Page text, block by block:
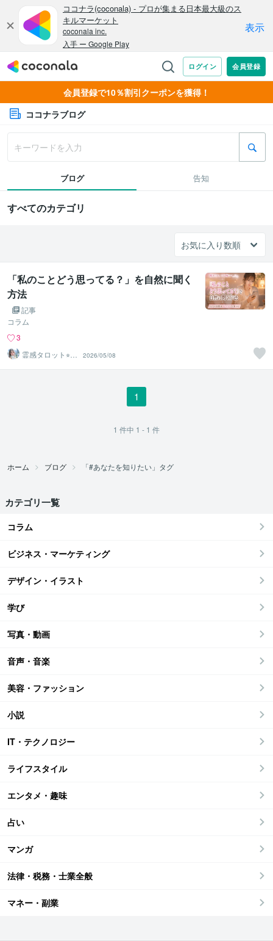
会員登録で10％割引クーポンを獲得！
ココナラブログ
ブログ 告知
すべてのカテゴリ
「私のことどう思ってる？」を自然に聞く
方法
記事
コラム
3
霊感タロット⭐︎エ
アリーズ
2026/05/08
1
1 件中 1 - 1 件
ホーム ブログ 「#あなたを知りたい」タグ
カテゴリ一覧
コラム
ビジネス・マーケティング
デザイン・イラスト
学び
写真・動画
音声・音楽
美容・ファッション
小説
IT・テクノロジー
ライフスタイル
エンタメ・趣味
占い
マンガ
法律・税務・士業全般
マネー・副業